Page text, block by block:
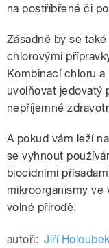
na postříbřené či
Zásadně by se
chlorovými
Kombinací chloru
uvolňovat jedovatý
nepříjemné
A pokud vám leží
se vyhnout
biocidními
mikroorganismy ve
volné přírodě.
autoři: Jiří Holoubek